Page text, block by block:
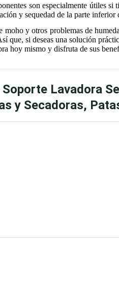
son especialmente útiles si
y sequedad de la parte inferior
y otros problemas de
si deseas una solución
hoy mismo y disfruta de sus
Lavadora
y Secadoras,